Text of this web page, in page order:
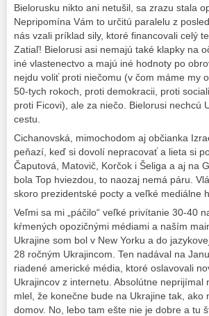
Bielorusku nikto ani netušil, sa zrazu stala
Nepripomína Vám to určitú paralelu z
nás vzali príklad sily, ktoré financovali celý
Zatiaľ! Bielorusi asi nemajú také klapky na
iné vlastenectvo a majú iné hodnoty po
nejdu voliť proti niečomu (v čom máme my
50-tych rokoch, proti demokracii, proti
proti Ficovi), ale za niečo. Bielorusi nechcú
cestu.
Cichanovská, mimochodom aj občianka
peňazí, keď si dovolí nepracovať a lieta si
Čaputová, Matovič, Korčok i Šeliga a aj na
bola Top hviezdou, to naozaj nemá páru.
skoro prezidentské pocty a veľké mediálne
Veľmi sa mi „páčilo“ veľké privítanie 30-40
kŕmených opozičnými médiami a naším
Ukrajine som bol v New Yorku a do
28 ročným Ukrajincom. Ten nadával na
riadené americké média, ktoré oslavovali
Ukrajincov z internetu. Absolútne
mlel, že konečne bude na Ukrajine tak,
domov. No, lebo tam ešte nie je dobre a tu